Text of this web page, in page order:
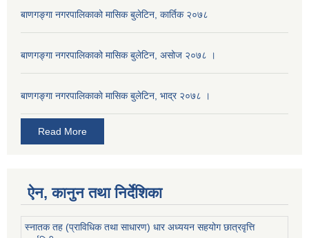
बाणगङ्गा नगरपालिकाको मासिक बुलेटिन, कार्तिक २०७८
बाणगङ्गा नगरपालिकाको मासिक बुलेटिन, असोज २०७८ ।
बाणगङ्गा नगरपालिकाकाे मासिक बुलेटिन, भाद्र २०७८ ।
Read More
ऐन, कानुन तथा निर्देशिका
स्नातक तह (प्राविधिक तथा साधारण) धार अध्ययन सहयोग छात्रवृत्ति